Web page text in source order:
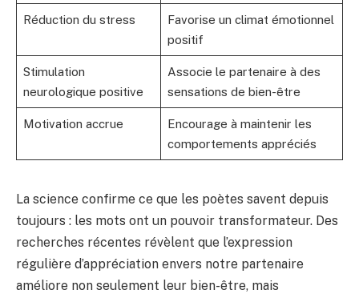
Réduction du stress
Favorise un climat émotionnel
positif
Stimulation
neurologique positive
Associe le partenaire à des
sensations de bien-être
Motivation accrue
Encourage à maintenir les
comportements appréciés
La science confirme ce que les poètes savent depuis
toujours : les mots ont un pouvoir transformateur. Des
recherches récentes révèlent que l’expression
régulière d’appréciation envers notre partenaire
améliore non seulement leur bien-être, mais